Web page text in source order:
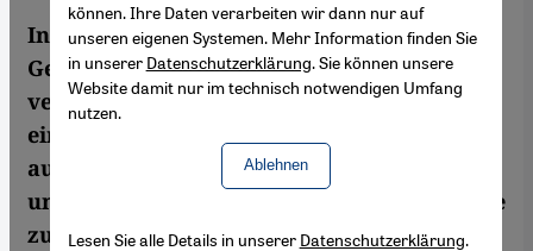
In vielen arabischen Ländern gibt es
Gesetze, die Tätern Straffreiheit
versprechen, wenn sie ihre Opfer nach
einer Vergewaltigung heiraten. Nun hat
auch Jordanien erste Schritte
unternommen, die umstrittene Gesetzeslage
zu ändern. Von Dunja Ramadan
können. Ihre Daten verarbeiten wir dann nur auf
unseren eigenen Systemen. Mehr Information finden Sie
in unserer Datenschutzerklärung. Sie können unsere
Website damit nur im technisch notwendigen Umfang
nutzen.
Ablehnen
Lesen Sie alle Details in unserer Datenschutzerklärung.